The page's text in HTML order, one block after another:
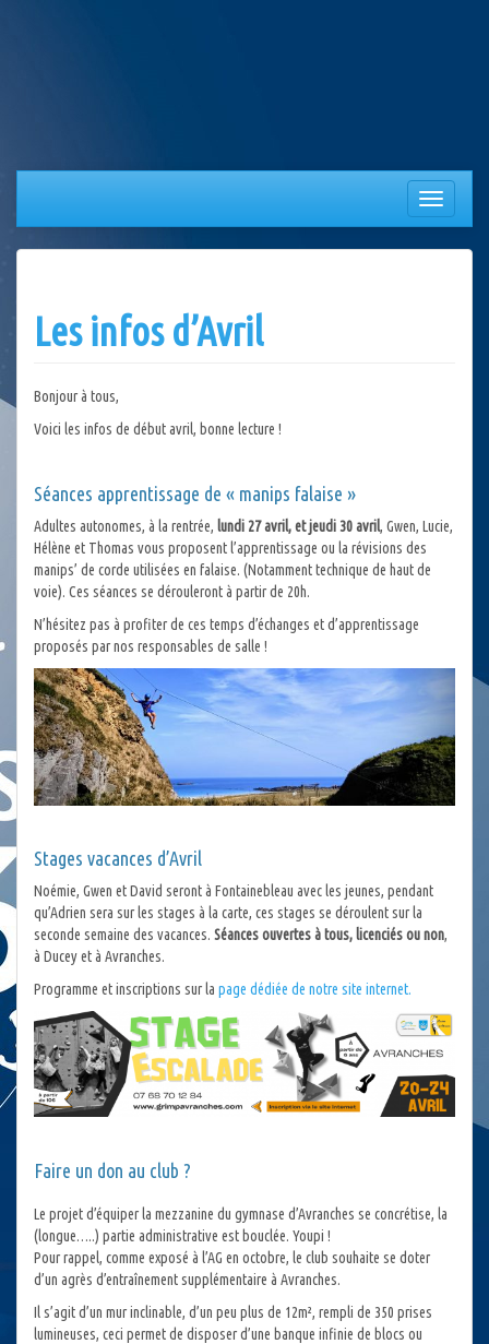
Afficher/
la
Les infos d’Avril
Bonjour à tous,
Voici les infos de début avril, bonne lecture !
Séances apprentissage de « manips falaise »
Adultes autonomes, à la rentrée, lundi 27 avril, et jeudi 30 avril, Gwen, Lucie,
Hélène et Thomas vous proposent l’apprentissage ou la révisions des
manips’ de corde utilisées en falaise. (Notamment technique de haut de
voie). Ces séances se dérouleront à partir de 20h.
N’hésitez pas à profiter de ces temps d’échanges et d’apprentissage
proposés par nos responsables de salle !
Stages vacances d’Avril
Noémie, Gwen et David seront à Fontainebleau avec les jeunes, pendant
qu’Adrien sera sur les stages à la carte, ces stages se déroulent sur la
seconde semaine des vacances. Séances ouvertes à tous, licenciés ou non,
à Ducey et à Avranches.
Programme et inscriptions sur la page dédiée de notre site internet.
Faire un don au club ?
Le projet d’équiper la mezzanine du gymnase d’Avranches se concrétise, la
(longue…..) partie administrative est bouclée. Youpi !
Pour rappel, comme exposé à l’AG en octobre, le club souhaite se doter
d’un agrès d’entraînement supplémentaire à Avranches.
Il s’agit d’un mur inclinable, d’un peu plus de 12m², rempli de 350 prises
lumineuses, ceci permet de disposer d’une banque infinie de blocs ou